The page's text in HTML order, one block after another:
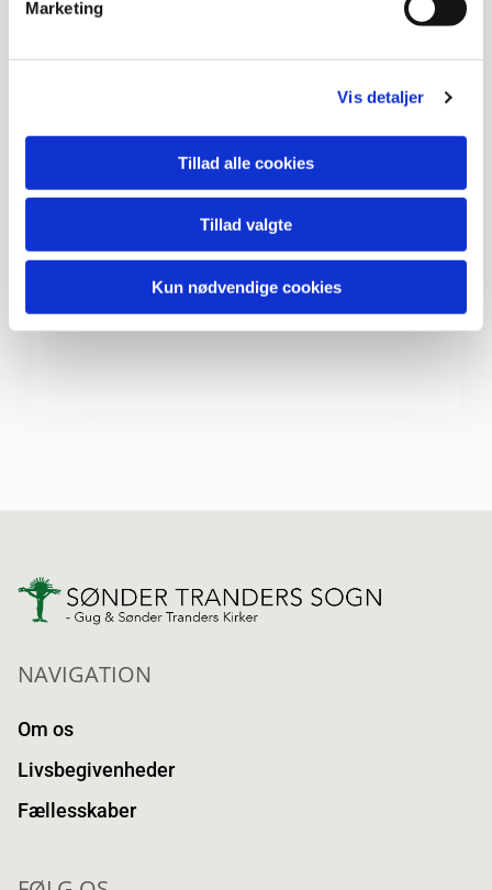
Marketing
Vis detaljer
Tillad alle cookies
Tillad valgte
Kun nødvendige cookies
NAVIGATION
Om os
Livsbegivenheder
Fællesskaber